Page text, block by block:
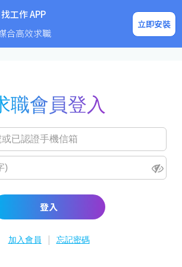
工作 APP
合高效求職
立即安裝
企業求才
職會員登入
登入
加入會員 | 忘記密碼